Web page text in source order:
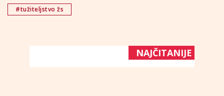
#tužiteljstvo žs
NAJČITANIJE